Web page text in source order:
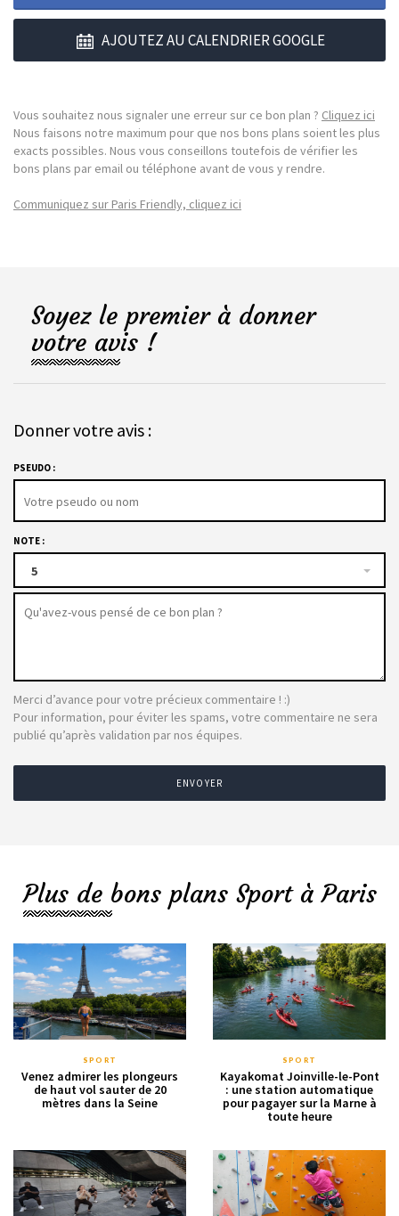
AJOUTEZ AU CALENDRIER GOOGLE
Vous souhaitez nous signaler une erreur sur ce bon plan ? Cliquez ici
Nous faisons notre maximum pour que nos bons plans soient les plus
exacts possibles. Nous vous conseillons toutefois de vérifier les
bons plans par email ou téléphone avant de vous y rendre.
Communiquez sur Paris Friendly, cliquez ici
Soyez le premier à donner
votre avis !
Donner votre avis :
PSEUDO :
NOTE :
5
Merci d’avance pour votre précieux commentaire ! :)
Pour information, pour éviter les spams, votre commentaire ne sera
publié qu’après validation par nos équipes.
ENVOYER
Plus de bons plans Sport à Paris
SPORT
Venez admirer les plongeurs
de haut vol sauter de 20
mètres dans la Seine
SPORT
Kayakomat Joinville-le-Pont
: une station automatique
pour pagayer sur la Marne à
toute heure